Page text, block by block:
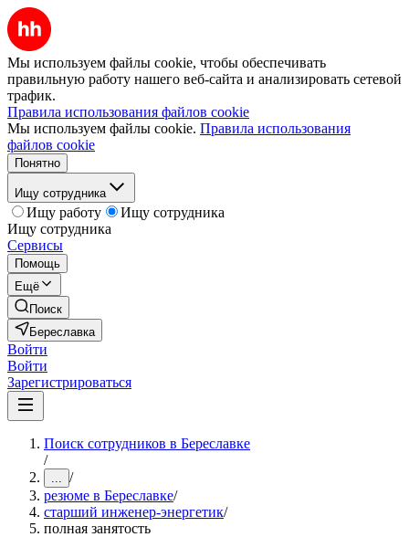
Мы используем файлы cookie, чтобы обеспечивать
правильную работу нашего веб-сайта и анализировать сетевой
трафик.
Правила использования файлов cookie
Мы используем файлы cookie. Правила использования
файлов cookie
Понятно
Ищу сотрудника
Ищу работу
Ищу сотрудника
Ищу сотрудника
Сервисы
Помощь
Ещё
Поиск
Береславка
Войти
Войти
Зарегистрироваться
Поиск сотрудников в Береславке
/
... /
резюме в Береславке/
старший инженер-энергетик/
полная занятость